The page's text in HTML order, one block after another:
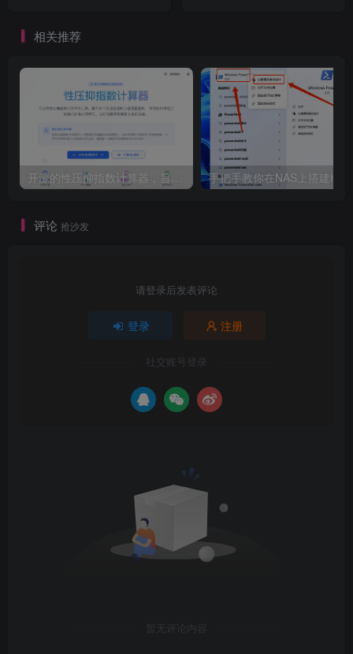
相关推荐
评论 抢沙发
请登录后发表评论
登录 注册
社交账号登录
暂无评论内容